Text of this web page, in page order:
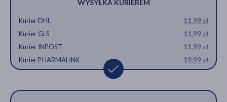
WYSYŁKA KURIEREM
Kurier DHL
11,99 zł
Kurier GLS
11,99 zł
Kurier INPOST
11,99 zł
Kurier PHARMALINK
19,99 zł